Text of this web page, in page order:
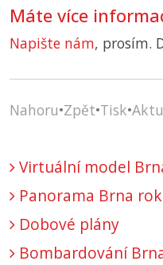
Máte více
Napište nám, prosím.
Nahoru•Zpět•Tisk•
Virtuální model
Panorama Brna
Dobové plány
Bombardování